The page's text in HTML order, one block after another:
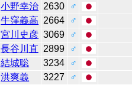
小野幸治 2630
♂
牛窪義高 2664
♂
宮川史彦 3069
♂
長谷川直 2899
♂
結城聡 3234
♂
洪爽義 3227
♂